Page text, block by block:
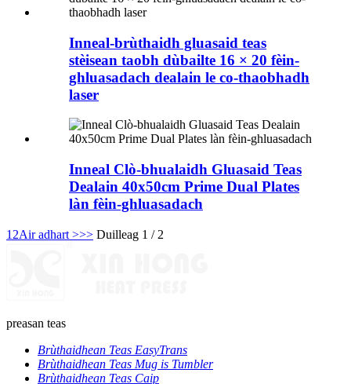
Inneal-brùthaidh gluasaid teas
stèisean taobh dùbailte 16 × 20 fèin-
ghluasadach dealain le co-thaobhadh
laser
Inneal Clò-bhualaidh Gluasaid Teas
Dealain 40x50cm Prime Dual Plates
làn fèin-ghluasadach
1 2Air adhart >>> Duilleag 1 / 2
preasan teas
Brùthaidhean Teas EasyTrans
Brùthaidhean Teas Mug is Tumbler
Brùthaidhean Teas Caip